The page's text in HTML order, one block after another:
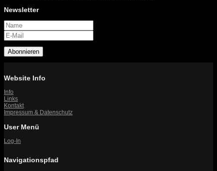
Newsletter
Abonnieren
Website Info
Info
Links
Kontakt
Impressum & Datenschutz
User Menü
Log-In
Navigationspfad